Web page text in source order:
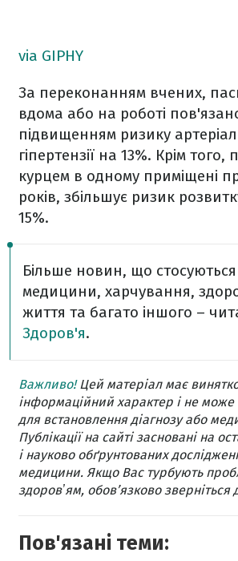
via GIPHY
За переконанням вчених,
вдома або на роботі
підвищенням ризику
гіпертензії на 13%. Крім
курцем в одному приміщені
років, збільшує ризик
15%.
Більше новин, що стосуються
медицини, харчування,
життя та багато іншого –
Здоров'я.
Важливо!Цей матеріал має
інформаційний характер і не
для встановлення діагнозу або
Публікації на сайті засновані на
і науково обґрунтованих
медицини. Якщо Вас турбують
здоровʼям, обов’язково зверніться
Пов'язані теми: